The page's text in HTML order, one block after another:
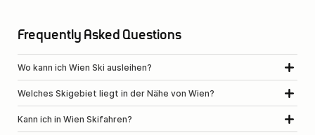
Frequently Asked Questions
Wo kann ich Wien Ski ausleihen?
Welches Skigebiet liegt in der Nähe von Wien?
Kann ich in Wien Skifahren?